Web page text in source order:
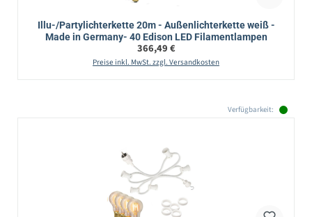
Illu-/Partylichterkette 20m - Außenlichterkette weiß -
Made in Germany- 40 Edison LED Filamentlampen
Regulärer Preis:
366,49 €
Preise inkl. MwSt. zzgl. Versandkosten
Verfügbarkeit: